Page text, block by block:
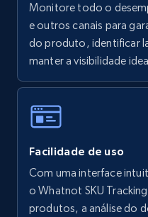
URL, Final price, Sku,
Specifications, Image
more.
5.6K+ 875+
Walmart - products -
specific keywords
URL, Final price, Sku,
Specifications, Image
Monitore todo o
e outros canais para
do produto, identificar
manter a visibilidade
Facilidade de uso
Com uma interface
o Whatnot SKU
produtos, a análise do